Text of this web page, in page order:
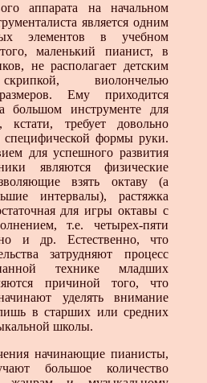
аппарата на начальном
является одним
элементов в учебном
маленький пианист, в
не располагает детским
виолончелью
Ему приходится
большом инструменте для
кстати, требует довольно
специфической формы руки.
для успешного развития
являются физические
взять октаву (а
интервалы), растяжка
для игры октавы с
т.е. четырех-пяти
и др. Естественно, что
затрудняют процесс
технике младших
причиной того, что
уделять внимание
в старших или средних
школы.
начинающие пианисты,
большое количество